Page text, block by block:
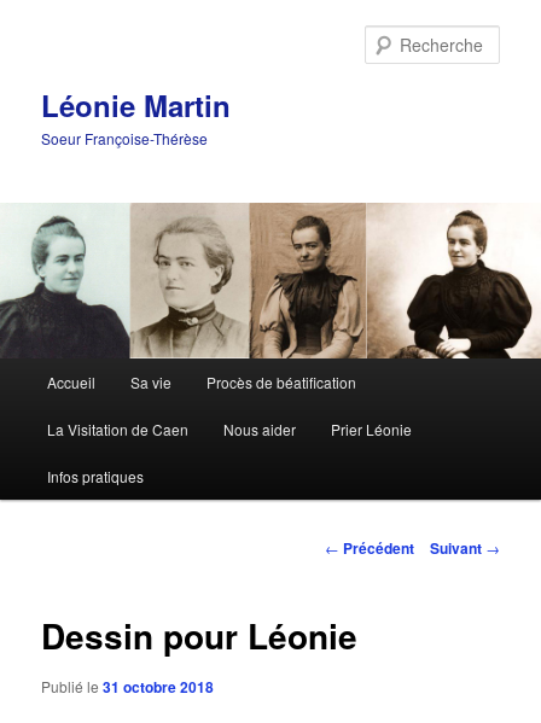
Léonie Martin
Soeur Françoise-Thérèse
principal
Accueil Sa vie Procès de béatification
La Visitation de Caen Nous aider Prier Léonie
Infos pratiques
Navigation
← Précédent Suivant →
Dessin pour Léonie
Publié le31 octobre 2018